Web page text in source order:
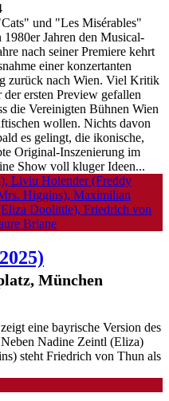
und "Les Misérables"
1980er Jahren den Musical-
nach seiner Premiere kehrt
einer konzertanten
zurück nach Wien. Viel Kritik
der ersten Preview gefallen
die Vereinigten Bühnen Wien
wollen. Nichts davon
es gelingt, die ikonische,
Original-Inszenierung im
Show voll kluger Ideen...
München
eine bayrische Version des
Nadine Zeintl (Eliza)
steht Friedrich von Thun als